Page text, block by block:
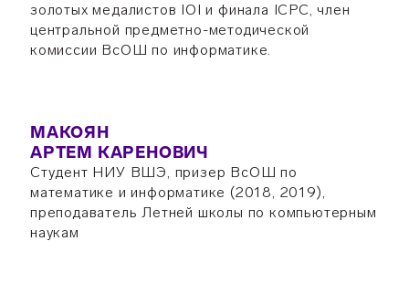
золотых медалистов IOI и финала ICPC, член
центральной предметно-методической
комиссии ВсОШ по информатике.
МАКОЯН
АРТЕМ КАРЕНОВИЧ
Студент НИУ ВШЭ, призер ВсОШ по
математике и информатике (2018, 2019),
преподаватель Летней школы по компьютерным
наукам